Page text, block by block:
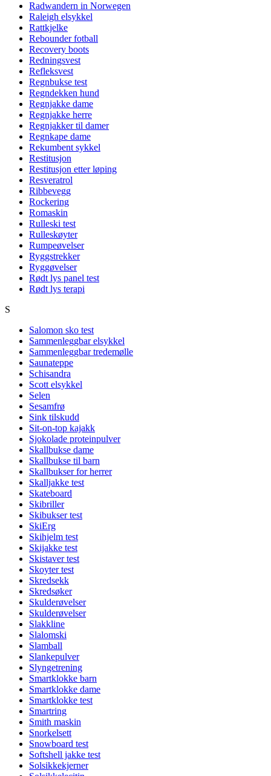
Radwandern in Norwegen
Raleigh elsykkel
Rattkjelke
Rebounder fotball
Recovery boots
Redningsvest
Refleksvest
Regnbukse test
Regndekken hund
Regnjakke dame
Regnjakke herre
Regnjakker til damer
Regnkape dame
Rekumbent sykkel
Restitusjon
Restitusjon etter løping
Resveratrol
Ribbevegg
Rockering
Romaskin
Rulleski test
Rulleskøyter
Rumpeøvelser
Ryggstrekker
Ryggøvelser
Rødt lys panel test
Rødt lys terapi
S
Salomon sko test
Sammenleggbar elsykkel
Sammenleggbar tredemølle
Saunateppe
Schisandra
Scott elsykkel
Selen
Sesamfrø
Sink tilskudd
Sit-on-top kajakk
Sjokolade proteinpulver
Skallbukse dame
Skallbukse til barn
Skallbukser for herrer
Skalljakke test
Skateboard
Skibriller
Skibukser test
SkiErg
Skihjelm test
Skijakke test
Skistaver test
Skoyter test
Skredsekk
Skredsøker
Skulderøvelser
Skulderøvelser
Slakkline
Slalomski
Slamball
Slankepulver
Slyngetrening
Smartklokke barn
Smartklokke dame
Smartklokke test
Smartring
Smith maskin
Snorkelsett
Snowboard test
Softshell jakke test
Solsikkekjerner